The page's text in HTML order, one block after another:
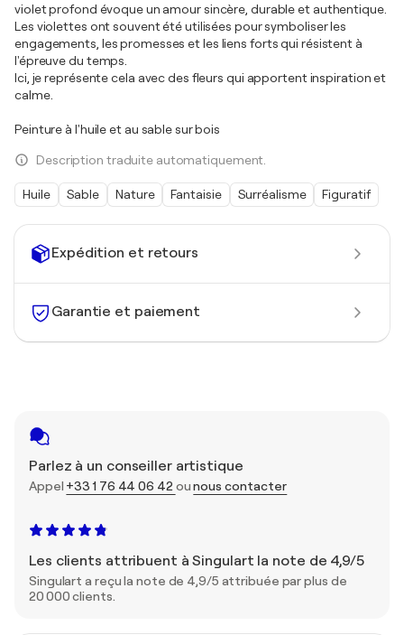
Expédition et retours
Garantie et paiement
Parlez à un conseiller artistique
Appel +33 1 76 44 06 42 ounous contacter
Les clients attribuent à Singulart la note de 4,9/5
Singulart a reçu la note de 4,9/5 attribuée par plus de
20 000 clients.
violet profond évoque un amour sincère, durable et authentique.
Les violettes ont souvent été utilisées pour symboliser les
engagements, les promesses et les liens forts qui résistent à
l'épreuve du temps.
Ici, je représente cela avec des fleurs qui apportent inspiration et
calme.
Peinture à l'huile et au sable sur bois
Description traduite automatiquement.
Huile Sable Nature Fantaisie Surréalisme Figuratif